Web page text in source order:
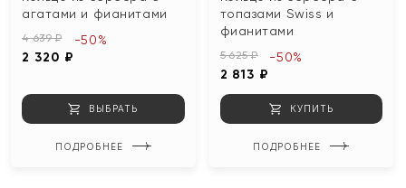
агатами и фианитами
4 639 ₽
2 320 ₽
-50%
ВЫБРАТЬ
ПОДРОБНЕЕ
топазами Swiss и
фианитами
5 625 ₽
2 813 ₽
-50%
КУПИТЬ
ПОДРОБНЕЕ